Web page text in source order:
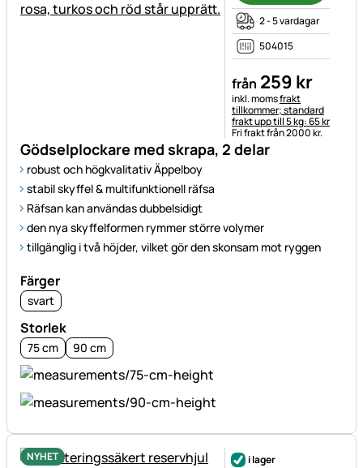
Gödselplockare med skrapa, 2 delar
robust och högkvalitativ Äppelboy
stabil skyffel & multifunktionell räfsa
Räfsan kan användas dubbelsidigt
den nya skyffelformen rymmer större volymer
tillgänglig i två höjder, vilket gör den skonsam mot ryggen
Färger
svart
Storlek
75 cm 90 cm
2 - 5 vardagar
504015
från 259 kr
Skatteinformation:
inkl. momsfrakt
tillkommer; standard
frakt upp till 5 kg: 65 kr
Fri frakt från 2000 kr.
NYHET
i lager